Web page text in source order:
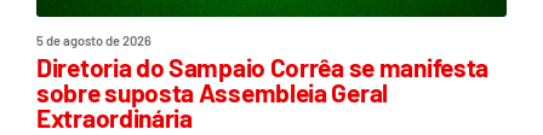
5 de agosto de 2026
Diretoria do Sampaio Corrêa se manifesta
sobre suposta Assembleia Geral
Extraordinária